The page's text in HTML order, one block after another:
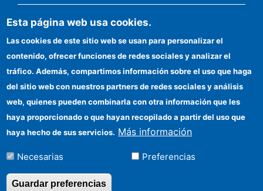
CSIC Electronic Office
Institutional identity
Information for providers
FEDER funds
Funding entities
Contact
Location
Esta página web usa cookies.
Las cookies de este sitio web se usan para personalizar el
contenido, ofrecer funciones de redes sociales y analizar el
tráfico. Además, compartimos información sobre el uso que haga
del sitio web con nuestros partners de redes sociales y análisis
web, quienes pueden combinarla con otra información que les
haya proporcionado o que hayan recopilado a partir del uso que
haya hecho de sus servicios. Más información
Necesarias Preferencias
Guardar preferencias